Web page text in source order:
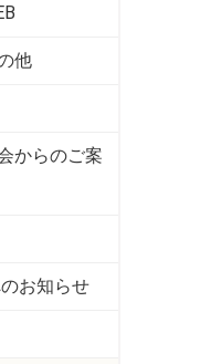
他
からのご案
お知らせ